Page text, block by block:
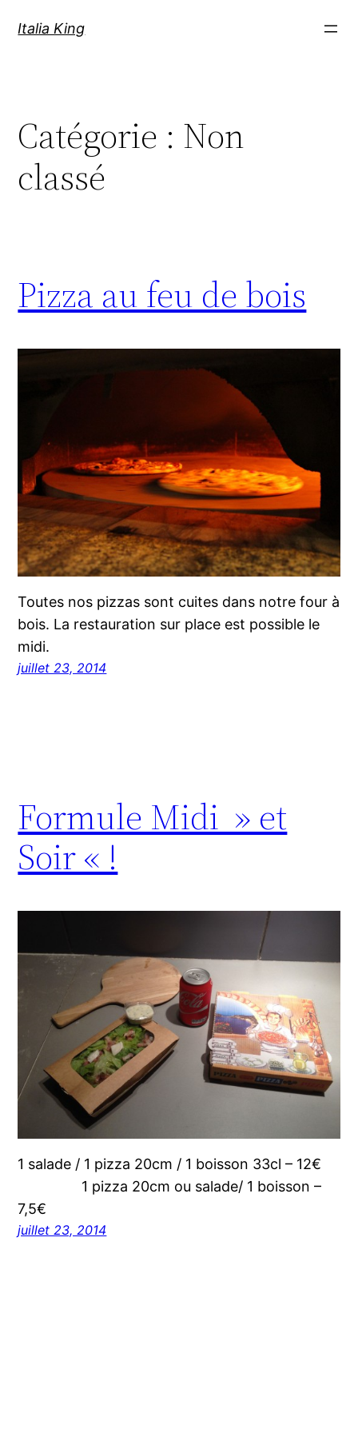
Italia King
Catégorie : Non
classé
Pizza au feu de bois
Toutes nos pizzas sont cuites dans notre four à
bois. La restauration sur place est possible le
midi.
juillet 23, 2014
Formule Midi » et
Soir « !
1 salade / 1 pizza 20cm / 1 boisson 33cl – 12€
1 pizza 20cm ou salade/ 1 boisson –
7,5€
juillet 23, 2014